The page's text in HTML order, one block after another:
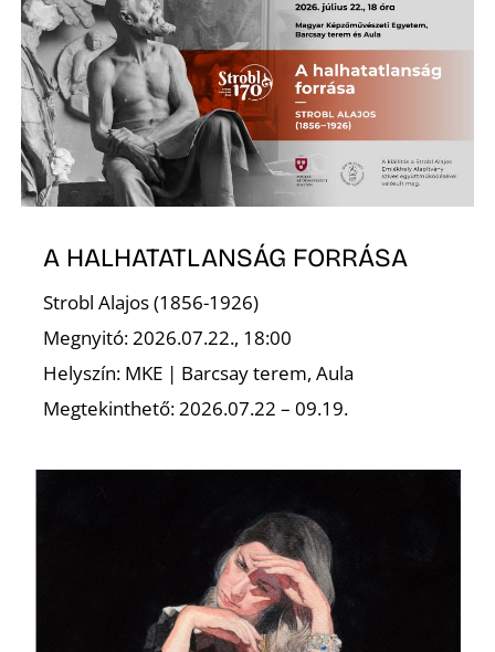
A HALHATATLANSÁG FORRÁSA
Strobl Alajos (1856-1926)
Megnyitó: 2026.07.22., 18:00
Helyszín: MKE | Barcsay terem, Aula
Megtekinthető: 2026.07.22 – 09.19.